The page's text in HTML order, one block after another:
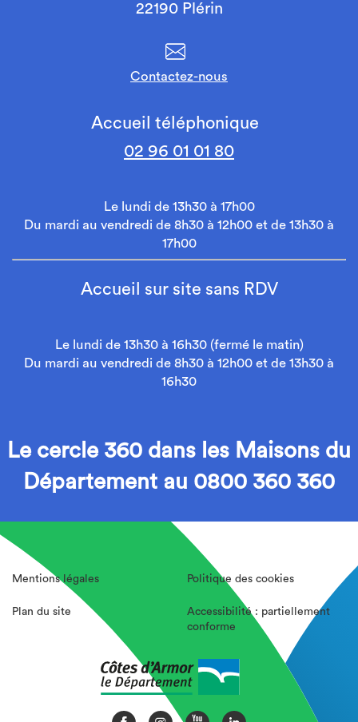
22190 Plérin
Contactez-nous
Accueil téléphonique
02 96 01 01 80
Le lundi de 13h30 à 17h00
Du mardi au vendredi de 8h30 à 12h00 et de 13h30 à
17h00
Accueil sur site sans RDV
Le lundi de 13h30 à 16h30 (fermé le matin)
Du mardi au vendredi de 8h30 à 12h00 et de 13h30 à
16h30
Le cercle 360 dans les Maisons du
Département au 0800 360 360
Mentions légales
Plan du site
Politique des cookies
Accessibilité : partiellement
conforme